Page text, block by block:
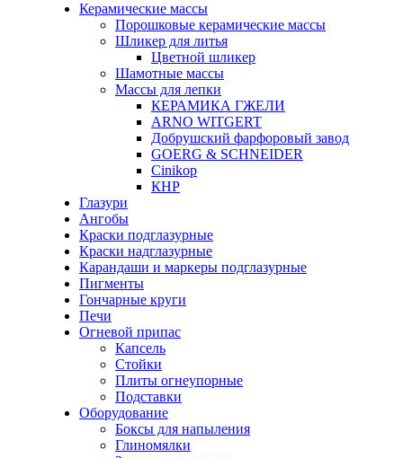
Керамические массы
Порошковые керамические массы
Шликер для литья
Цветной шликер
Шамотные массы
Массы для лепки
КЕРАМИКА ГЖЕЛИ
ARNO WITGERT
Добрушский фарфоровый завод
GOERG & SCHNEIDER
Cinikop
КНР
Глазури
Ангобы
Краски подглазурные
Краски надглазурные
Карандаши и маркеры подглазурные
Пигменты
Гончарные круги
Печи
Огневой припас
Капсель
Стойки
Плиты огнеупорные
Подставки
Оборудование
Боксы для напыления
Глиномялки